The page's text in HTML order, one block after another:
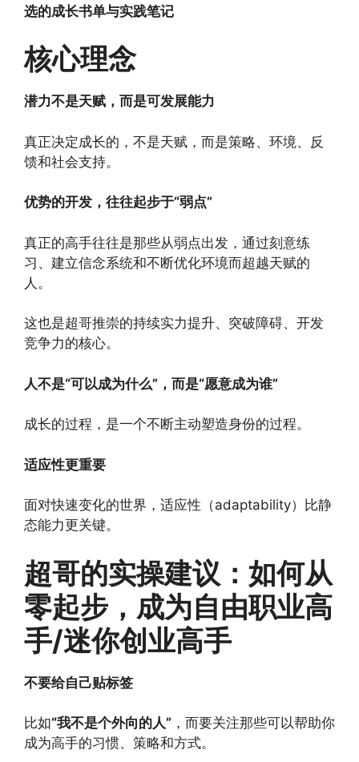
选的成长书单与实践笔记
核心理念
潜力不是天赋，而是可发展能力
真正决定成长的，不是天赋，而是策略、环境、反
馈和社会支持。
优势的开发，往往起步于“弱点”
真正的高手往往是那些从弱点出发，通过刻意练
习、建立信念系统和不断优化环境而超越天赋的
人。
这也是超哥推崇的持续实力提升、突破障碍、开发
竞争力的核心。
人不是“可以成为什么”，而是“愿意成为谁”
成长的过程，是一个不断主动塑造身份的过程。
适应性更重要
面对快速变化的世界，适应性（adaptability）比静
态能力更关键。
超哥的实操建议：如何从
零起步，成为自由职业高
手/迷你创业高手
不要给自己贴标签
比如“我不是个外向的人” ，而要关注那些可以帮助你
成为高手的习惯、策略和方式。